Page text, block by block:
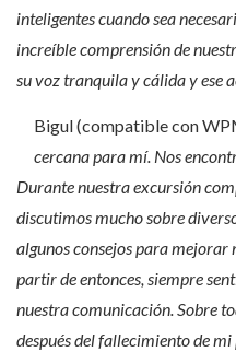
inteligentes cuando sea
increíble comprensión de
su voz tranquila y cálida y ese
Bigul (compatible con
cercana para mí. Nos
Durante nuestra excursión
discutimos mucho sobre
algunos consejos para mejorar
partir de entonces, siempre
nuestra comunicación. Sobre
después del fallecimiento de